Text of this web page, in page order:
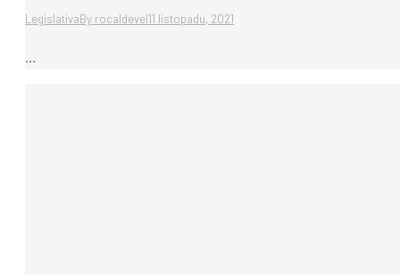
LegislativaBy rocaldevel11 listopadu, 2021
…